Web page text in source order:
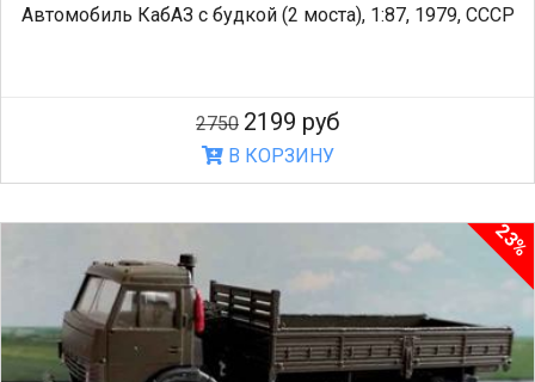
Автомобиль КабАЗ с будкой (2 моста), 1:87, 1979, СССР
2750 2199 руб
В КОРЗИНУ
23%